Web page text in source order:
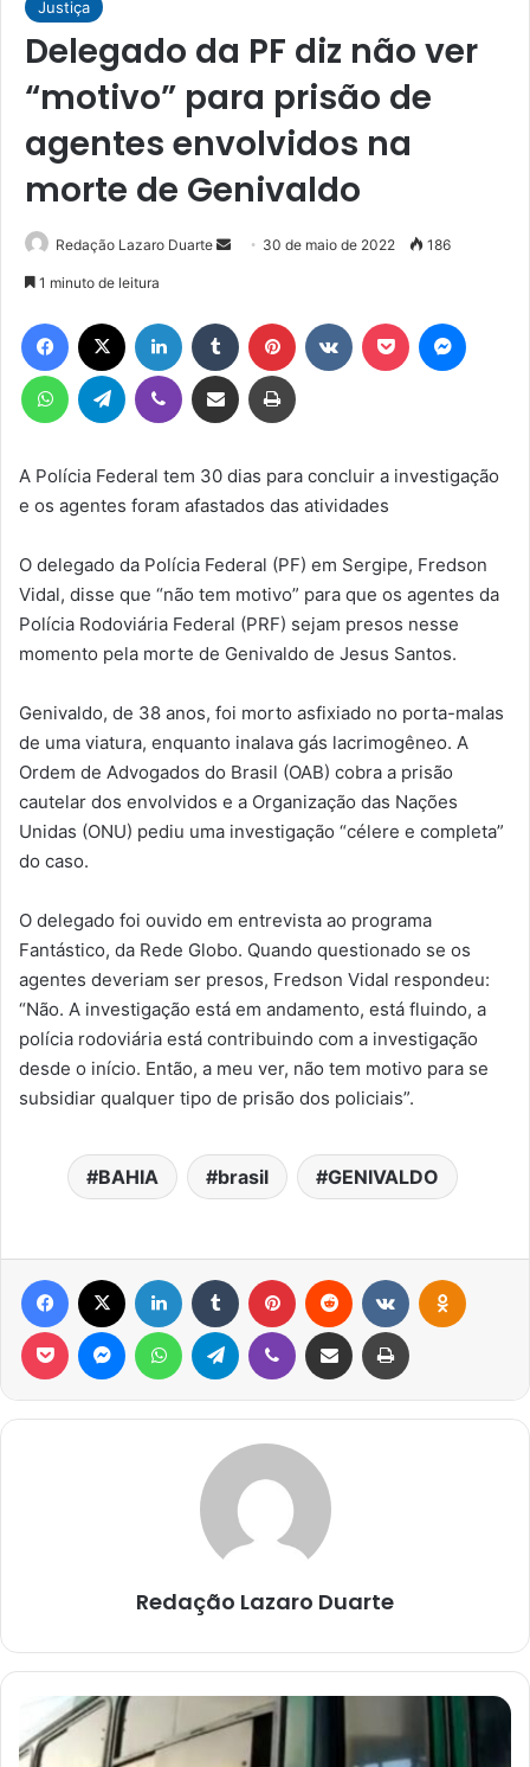
Justiça
Delegado da PF diz não ver
“motivo” para prisão de
agentes envolvidos na
morte de Genivaldo
Redação Lazaro Duarte
Mande
mail
30 de maio de 2022 186
1 minuto de leitura
Facebook Linkedin Tumblr Pinterest Pocket
WhatsAppTelegram Viber Compartilhar via e-mail Imprimir
A Polícia Federal tem 30 dias para concluir a investigação
e os agentes foram afastados das atividades
O delegado da Polícia Federal (PF) em Sergipe, Fredson
Vidal, disse que “não tem motivo” para que os agentes da
Polícia Rodoviária Federal (PRF) sejam presos nesse
momento pela morte de Genivaldo de Jesus Santos.
Genivaldo, de 38 anos, foi morto asfixiado no porta-malas
de uma viatura, enquanto inalava gás lacrimogêneo. A
Ordem de Advogados do Brasil (OAB) cobra a prisão
cautelar dos envolvidos e a Organização das Nações
Unidas (ONU) pediu uma investigação “célere e completa”
do caso.
O delegado foi ouvido em entrevista ao programa
Fantástico, da Rede Globo. Quando questionado se os
agentes deveriam ser presos, Fredson Vidal respondeu:
“Não. A investigação está em andamento, está fluindo, a
polícia rodoviária está contribuindo com a investigação
desde o início. Então, a meu ver, não tem motivo para se
subsidiar qualquer tipo de prisão dos policiais”.
BAHIA brasil GENIVALDO
Facebook Linkedin Tumblr Pinterest Reddit
Pocket MessengerWhatsAppTelegram Viber Compartilhar via e-mail Imprimir
Redação Lazaro Duarte
assalto,
suspeito